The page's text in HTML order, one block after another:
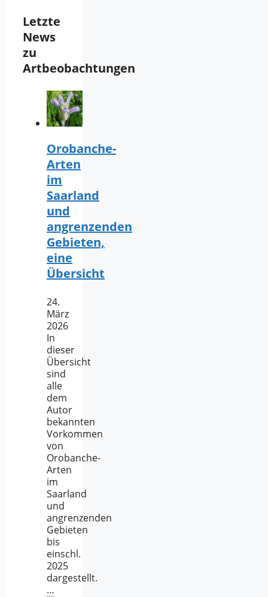
Letzte
News
zu
Artbeobachtungen
Orobanche-
Arten
im
Saarland
und
angrenzenden
Gebieten,
eine
Übersicht
24.
März
2026
In
dieser
Übersicht
sind
alle
dem
Autor
bekannten
Vorkommen
von
Orobanche-
Arten
im
Saarland
und
angrenzenden
Gebieten
bis
einschl.
2025
dargestellt.
…